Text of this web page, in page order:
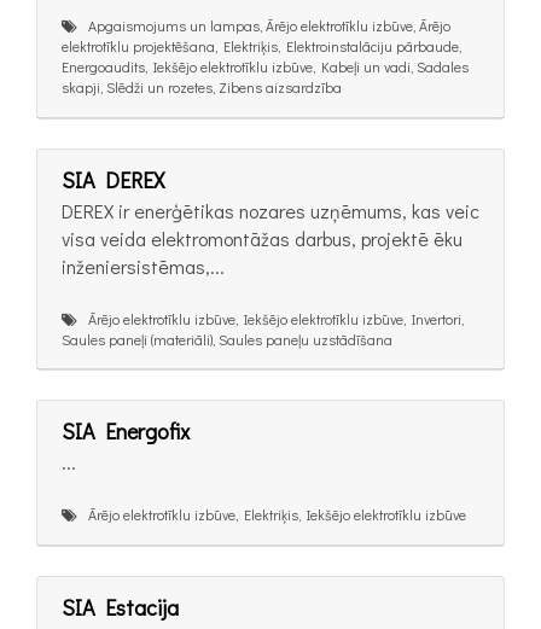
Apgaismojums un lampas, Ārējo elektrotīklu izbūve, Ārējo
elektrotīklu projektēšana, Elektriķis, Elektroinstalāciju pārbaude,
Energoaudits, Iekšējo elektrotīklu izbūve, Kabeļi un vadi, Sadales
skapji, Slēdži un rozetes, Zibens aizsardzība
SIA DEREX
DEREX ir enerģētikas nozares uzņēmums, kas veic
visa veida elektromontāžas darbus, projektē ēku
inženiersistēmas,...
Ārējo elektrotīklu izbūve, Iekšējo elektrotīklu izbūve, Invertori,
Saules paneļi (materiāli), Saules paneļu uzstādīšana
SIA Energofix
...
Ārējo elektrotīklu izbūve, Elektriķis, Iekšējo elektrotīklu izbūve
SIA Estacija